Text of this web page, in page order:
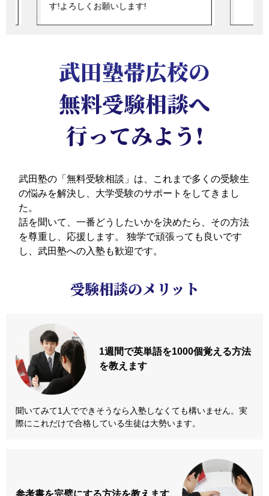
す!よろしくお願いします!
武田塾帯広校の
無料受験相談へ
行ってみよう!
武田塾の「無料受験相談」は、これまで多くの受験生
の悩みを解決し、大学受験のサポートをしてきまし
た。
話を聞いて、一番どうしたいかを決めたら、その方法
を尊重し、応援します。
独学で頑張っても良いです
し、武田塾への入塾も歓迎です。
受験相談のメリット
1週間で英単語を1000個覚える方法
を教えます
聞いてみて1人でできそうなら入塾しなくても構いません。実
際にこれだけで合格している生徒は大勢います。
参考書を完璧にする方法を教えます